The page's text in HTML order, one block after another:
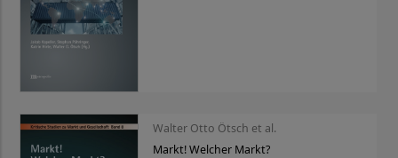
Walter Otto Ötsch et al.
Markt! Welcher Markt?